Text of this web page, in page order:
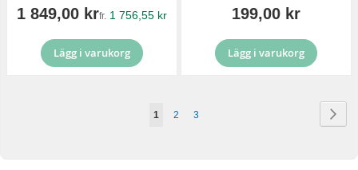
1 849,00 krfr. 1 756,55 kr
Lägg i varukorg
199,00 kr
Lägg i varukorg
Sida
You're
1 Sida
2 Sida
3